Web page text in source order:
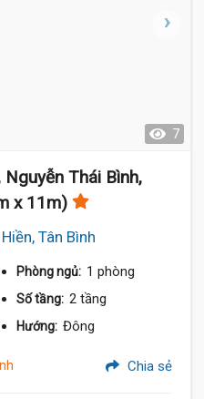
7
Nguyễn Thái Bình,
x 11m)
Tân Bình
Phòng ngủ: 1 phòng
Số tầng: 2 tầng
Hướng: Đông
Chia sẻ